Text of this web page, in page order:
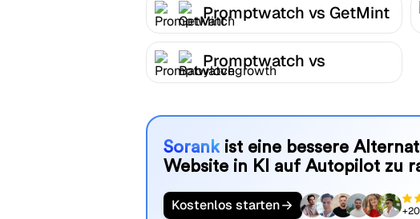
Promptwatch vs GetMint
Promptwatch vs
Babylovegrowth
Sorankist eine bessere
Website in KI auf Autopilot zu
Kostenlos starten